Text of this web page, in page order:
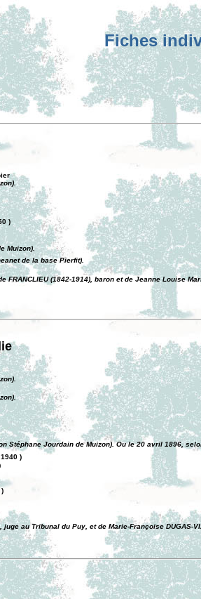
Fiches
)
Muizon).
de la base Pierfit).
(1842-1914), baron et de Jeanne Louise
Stéphane Jourdain de Muizon). Ou le 20 avril 1896,
)
)
juge au Tribunal du Puy, et de Marie-Françoise